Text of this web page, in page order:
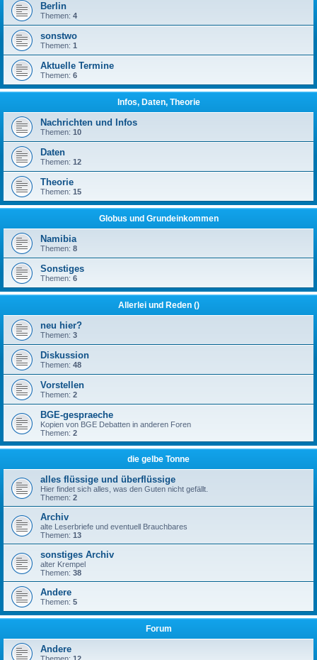
Berlin
Themen: 4
sonstwo
Themen: 1
Aktuelle Termine
Themen: 6
Infos, Daten, Theorie
Nachrichten und Infos
Themen: 10
Daten
Themen: 12
Theorie
Themen: 15
Globus und Grundeinkommen
Namibia
Themen: 8
Sonstiges
Themen: 6
Allerlei und Reden ()
neu hier?
Themen: 3
Diskussion
Themen: 48
Vorstellen
Themen: 2
BGE-gespraeche
Kopien von BGE Debatten in anderen Foren
Themen: 2
die gelbe Tonne
alles flüssige und überflüssige
Hier findet sich alles, was den Guten nicht gefällt.
Themen: 2
Archiv
alte Leserbriefe und eventuell Brauchbares
Themen: 13
sonstiges Archiv
alter Krempel
Themen: 38
Andere
Themen: 5
Forum
Andere